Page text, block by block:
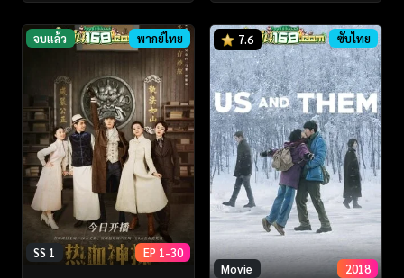
จบแล้ว พากย์ไทย
SS 1 EP 1-30
7.6 ซับไทย
Movie 2018